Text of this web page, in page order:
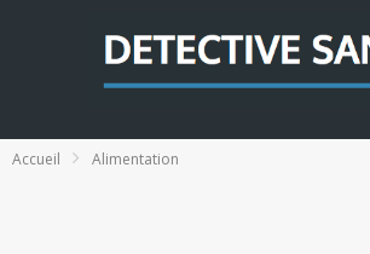
Accueil Alimentation